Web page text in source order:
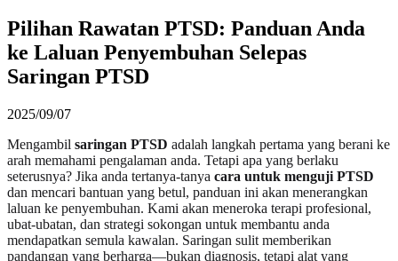
Pilihan Rawatan PTSD: Panduan Anda
ke Laluan Penyembuhan Selepas
Saringan PTSD
2025/09/07
Mengambil saringan PTSD adalah langkah pertama yang berani ke
arah memahami pengalaman anda. Tetapi apa yang berlaku
seterusnya? Jika anda tertanya-tanya cara untuk menguji PTSD
dan mencari bantuan yang betul, panduan ini akan menerangkan
laluan ke penyembuhan. Kami akan meneroka terapi profesional,
ubat-ubatan, dan strategi sokongan untuk membantu anda
mendapatkan semula kawalan. Saringan sulit memberikan
pandangan yang berharga—bukan diagnosis, tetapi alat yang